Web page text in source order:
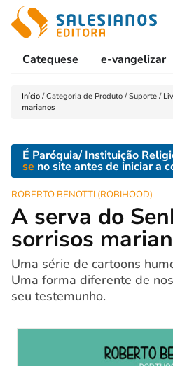
Catequese e-vangelizar
Início /Categoria de Produto /Suporte /
marianos
É Paróquia/ Instituição
se no site antes de iniciar a
ROBERTO BENOTTI (ROBIHOOD)
A serva do
sorrisos
Uma série de cartoons
Uma forma diferente de
seu testemunho.